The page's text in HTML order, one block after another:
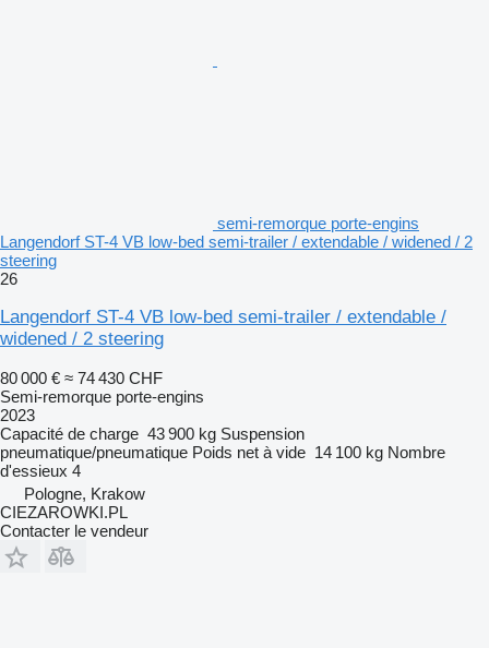
semi-remorque porte-engins
Langendorf ST-4 VB low-bed semi-trailer / extendable / widened / 2
steering
26
Langendorf ST-4 VB low-bed semi-trailer / extendable /
widened / 2 steering
80 000 € ≈ 74 430 CHF
Semi-remorque porte-engins
2023
Capacité de charge 43 900 kg Suspension
pneumatique/pneumatique Poids net à vide 14 100 kg Nombre
d'essieux 4
Pologne, Krakow
CIEZAROWKI.PL
Contacter le vendeur